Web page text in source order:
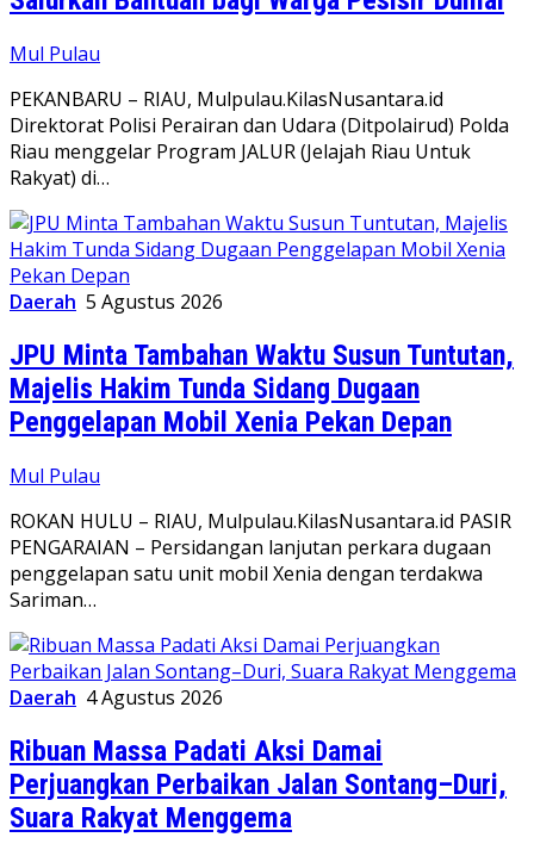
Mul Pulau
PEKANBARU – RIAU, Mulpulau.KilasNusantara.id
Direktorat Polisi Perairan dan Udara (Ditpolairud) Polda
Riau menggelar Program JALUR (Jelajah Riau Untuk
Rakyat) di…
Daerah 5 Agustus 2026
JPU Minta Tambahan Waktu Susun Tuntutan,
Majelis Hakim Tunda Sidang Dugaan
Penggelapan Mobil Xenia Pekan Depan
Mul Pulau
ROKAN HULU – RIAU, Mulpulau.KilasNusantara.id PASIR
PENGARAIAN – Persidangan lanjutan perkara dugaan
penggelapan satu unit mobil Xenia dengan terdakwa
Sariman…
Daerah 4 Agustus 2026
Ribuan Massa Padati Aksi Damai
Perjuangkan Perbaikan Jalan Sontang–Duri,
Suara Rakyat Menggema